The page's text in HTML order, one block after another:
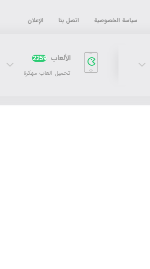
سياسة الخصوصية اتصل بنا الإعلان
الألعاب 2259
تحميل العاب مهكرة